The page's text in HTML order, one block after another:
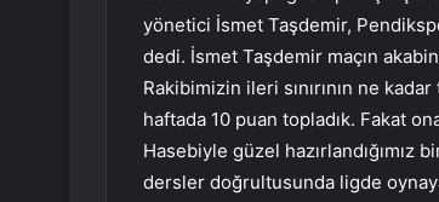
yönetici İsmet Taşdemir,
dedi. İsmet Taşdemir maçın
Rakibimizin ileri sınırının ne
haftada 10 puan topladık. Fakat
Hasebiyle güzel hazırlandığımız
dersler doğrultusunda ligde